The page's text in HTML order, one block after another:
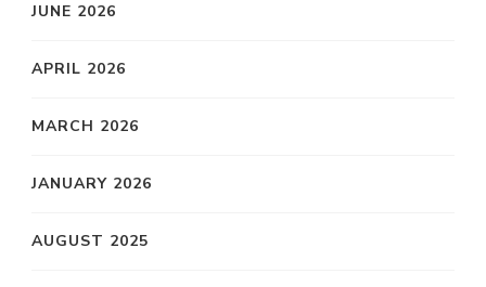
JUNE 2026
APRIL 2026
MARCH 2026
JANUARY 2026
AUGUST 2025